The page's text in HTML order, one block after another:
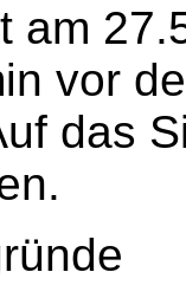
am
vor
das